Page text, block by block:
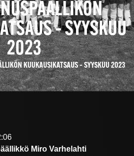
– SYYSKUU
2023
KUUKAUSIKATSAUS – SYYSKUU 2023
Miro Varhelahti